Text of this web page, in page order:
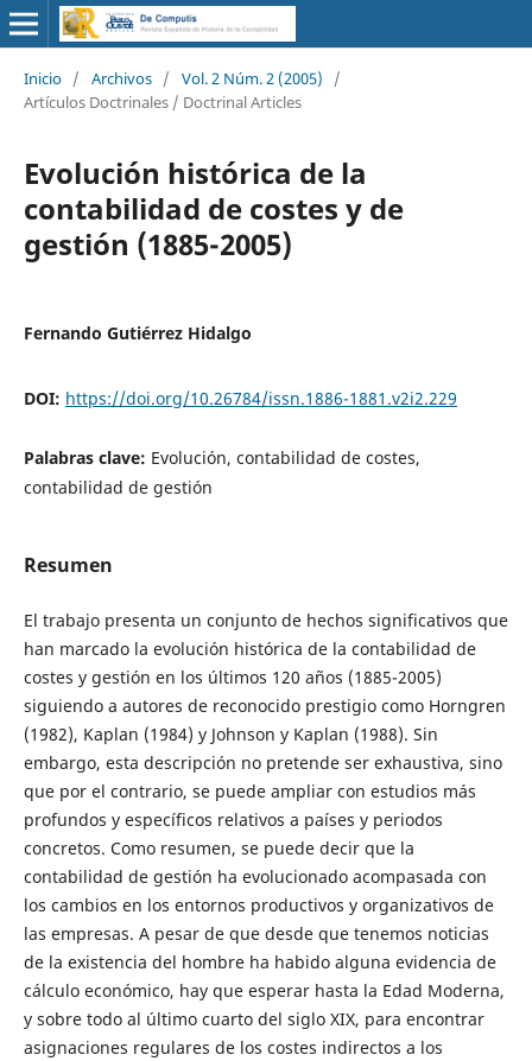
Inicio / Archivos / Vol. 2 Núm. 2 (2005)
/
Artículos Doctrinales / Doctrinal Articles
Evolución histórica de la
contabilidad de costes y de
gestión (1885-2005)
Fernando Gutiérrez Hidalgo
DOI: https://doi.org/10.26784/issn.1886-1881.v2i2.229
Palabras clave: Evolución, contabilidad de costes,
contabilidad de gestión
Resumen
El trabajo presenta un conjunto de hechos significativos que
han marcado la evolución histórica de la contabilidad de
costes y gestión en los últimos 120 años (1885-2005)
siguiendo a autores de reconocido prestigio como Horngren
(1982), Kaplan (1984) y Johnson y Kaplan (1988). Sin
embargo, esta descripción no pretende ser exhaustiva, sino
que por el contrario, se puede ampliar con estudios más
profundos y específicos relativos a países y periodos
concretos. Como resumen, se puede decir que la
contabilidad de gestión ha evolucionado acompasada con
los cambios en los entornos productivos y organizativos de
las empresas. A pesar de que desde que tenemos noticias
de la existencia del hombre ha habido alguna evidencia de
cálculo económico, hay que esperar hasta la Edad Moderna,
y sobre todo al último cuarto del siglo XIX, para encontrar
asignaciones regulares de los costes indirectos a los